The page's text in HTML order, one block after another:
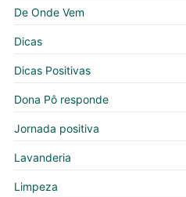
De Onde Vem
Dicas
Dicas Positivas
Dona Pô responde
Jornada positiva
Lavanderia
Limpeza